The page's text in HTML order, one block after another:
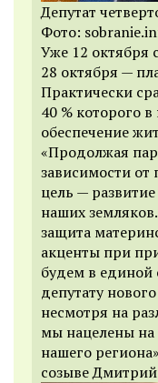
Депутат
Фото:
Уже 12 октября
28 октября —
Практически
40 % которого
обеспечение
«Продолжая
зависимости
цель —
наших
защита
акценты при
будем в
депутату
несмотря на
мы нацелены на
нашего
созыве